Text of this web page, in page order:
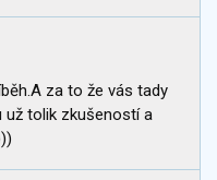
za to že vás tady
tolik zkušeností a